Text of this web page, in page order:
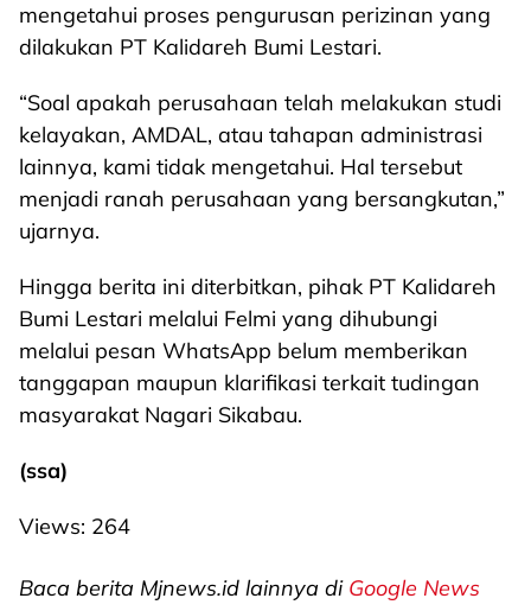
mengetahui proses pengurusan perizinan yang
dilakukan PT Kalidareh Bumi Lestari.
“Soal apakah perusahaan telah melakukan studi
kelayakan, AMDAL, atau tahapan administrasi
lainnya, kami tidak mengetahui. Hal tersebut
menjadi ranah perusahaan yang bersangkutan,”
ujarnya.
Hingga berita ini diterbitkan, pihak PT Kalidareh
Bumi Lestari melalui Felmi yang dihubungi
melalui pesan WhatsApp belum memberikan
tanggapan maupun klarifikasi terkait tudingan
masyarakat Nagari Sikabau.
(ssa)
Views: 264
Baca berita Mjnews.id lainnya di Google News